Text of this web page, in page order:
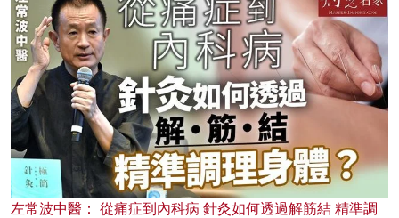
左常波中醫： 從痛症到內科病 針灸如何透過解筋結 精準調